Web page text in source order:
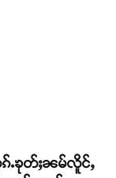
ၵ်ႉၶုတ်ႈၼမ်လိူင်ႇ